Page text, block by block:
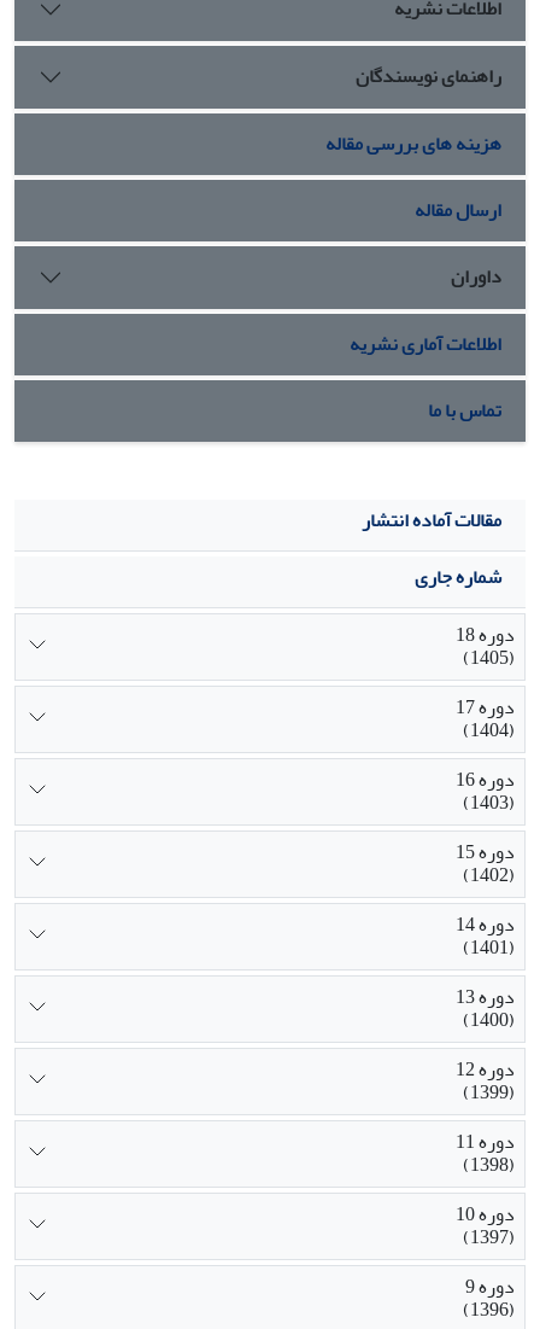
اطلاعات نشریه
راهنمای نویسندگان
هزینه های بررسی مقاله
ارسال مقاله
داوران
اطلاعات آماری نشریه
تماس با ما
مقالات آماده انتشار
شماره جاری
دوره 18
(1405)
دوره 17
(1404)
دوره 16
(1403)
دوره 15
(1402)
دوره 14
(1401)
دوره 13
(1400)
دوره 12
(1399)
دوره 11
(1398)
دوره 10
(1397)
دوره 9
(1396)